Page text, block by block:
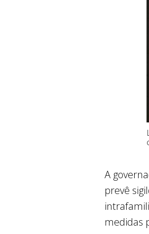
A
prevê
medidas